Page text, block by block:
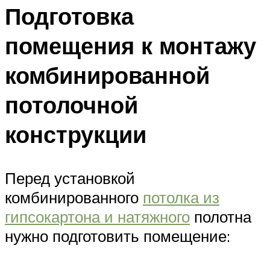
Подготовка
помещения к монтажу
комбинированной
потолочной
конструкции
Перед установкой
комбинированного потолка из
гипсокартона и натяжного полотна
нужно подготовить помещение: